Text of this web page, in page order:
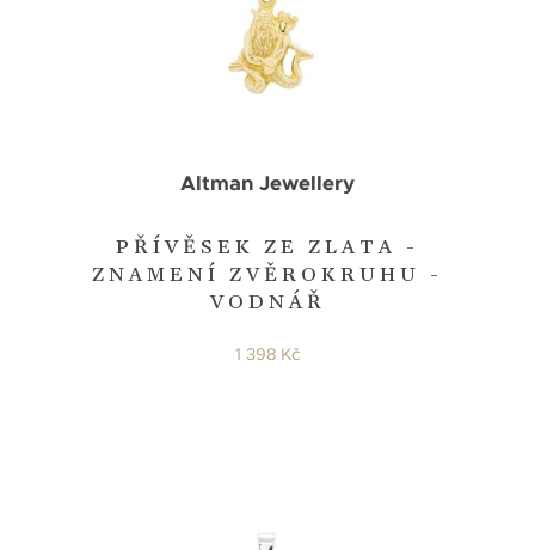
PŘÍVĚSEK ZE ZLATA -
ZNAMENÍ ZVĚROKRUHU -
VODNÁŘ
Altman Jewellery
1 398 Kč